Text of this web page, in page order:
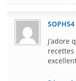
SOPH54
j’adore